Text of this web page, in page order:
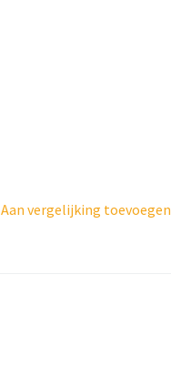
Aan vergelijking toevoegen